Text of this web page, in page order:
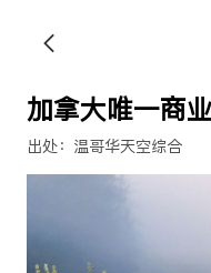
加拿大唯一商
出处：温哥华天空综合